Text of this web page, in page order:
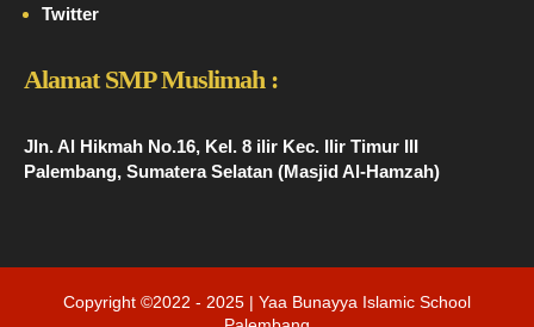
Twitter
Alamat SMP Muslimah :
Jln. Al Hikmah No.16, Kel. 8 ilir Kec. Ilir Timur III
Palembang, Sumatera Selatan (Masjid Al-Hamzah)
Copyright ©2022 - 2025 | Yaa Bunayya Islamic School